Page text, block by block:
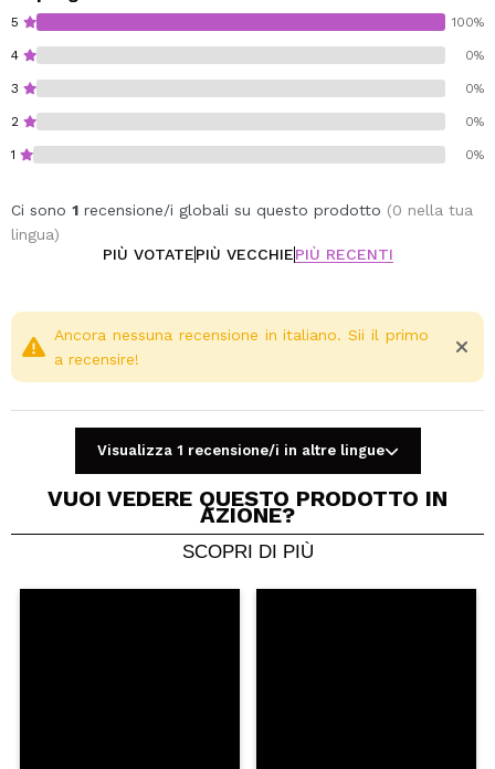
Paraben free.
Sulfate free.
Cruelty free.
Vegan.
5 100%
4 0%
3 0%
2 0%
1 0%
Ci sono 1 recensione/i globali su questo prodotto (0 nella tua
lingua)
PIÙ VOTATEPIÙ VECCHIEPIÙ RECENTI
Condividi un video o una foto
Il tuo video potrebbe essere il primo. Immaginalo...
Ancora nessuna recensione in italiano. Sii il primo
a recensire!
Visualizza 1 recensione/i in altre lingue
VUOI VEDERE QUESTO PRODOTTO IN
AZIONE?
SCOPRI DI PIÙ